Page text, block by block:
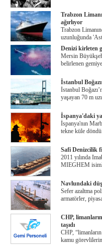
Trabzon
ağırlıyor
Trabzon
uzunluğunda
Denizi kirleten
Mersin
belirlenen
İstanbul
İstanbul
yaşayan 70 m
İspanya'daki
İspanya'nın
tekne küle
Safi Denizcilik
2011 yılında
MIEGHEM
Navlundaki
Sefer azaltma
armatörler,
CHP,
taşıdı
CHP, “limanların
kamu